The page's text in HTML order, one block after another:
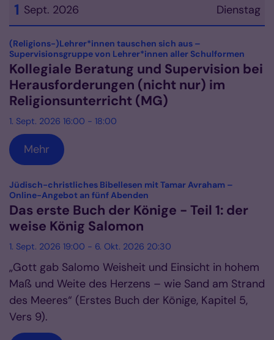
Dienstag
1 Sept. 2026
Datum: 1. September 2026
(Religions-)Lehrer*innen tauschen sich aus –
Supervisionsgruppe von Lehrer*innen aller Schulformen
Kollegiale Beratung und Supervision bei
Herausforderungen (nicht nur) im
Religionsunterricht (MG)
1. Sept. 2026 16:00 - 18:00
Mehr
Jüdisch-christliches Bibellesen mit Tamar Avraham –
Online-Angebot an fünf Abenden
Das erste Buch der Könige - Teil 1: der
weise König Salomon
1. Sept. 2026 19:00 - 6. Okt. 2026 20:30
„Gott gab Salomo Weisheit und Einsicht in hohem
Maß und Weite des Herzens – wie Sand am Strand
des Meeres“ (Erstes Buch der Könige, Kapitel 5,
Vers 9).